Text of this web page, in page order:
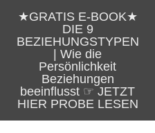
★GRATIS E-BOOK★
DIE 9
BEZIEHUNGSTYPEN
| Wie die
Persönlichkeit
Beziehungen
beeinflusst ☞ JETZT
HIER PROBE LESEN